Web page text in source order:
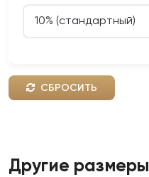
СБРОСИТЬ
Другие размеры